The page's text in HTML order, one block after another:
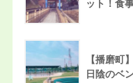
ット！食
【播磨町
日陰のベ